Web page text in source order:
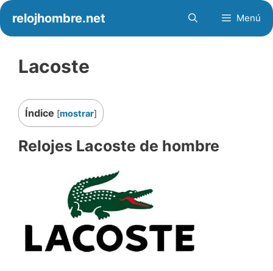
Saltar
al
contenido
relojhombre.net Menú
Lacoste
Índice [mostrar]
Relojes Lacoste de hombre